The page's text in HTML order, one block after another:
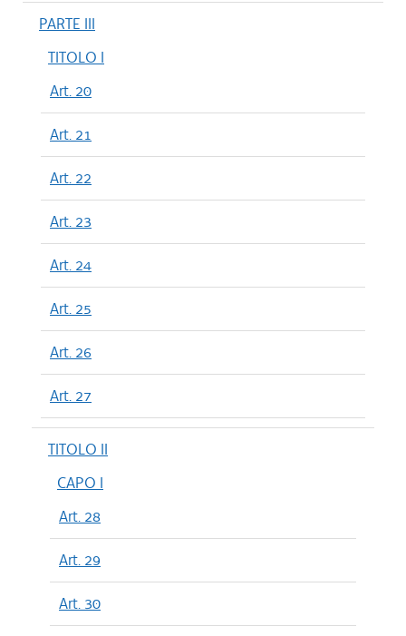
PARTE III
TITOLO I
Art. 20
Art. 21
Art. 22
Art. 23
Art. 24
Art. 25
Art. 26
Art. 27
TITOLO II
CAPO I
Art. 28
Art. 29
Art. 30